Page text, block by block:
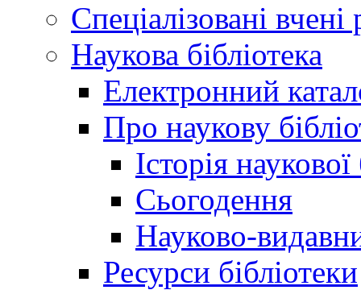
Спеціалізовані вчені
Наукова бібліотека
Електронний
Про наукову
Історія
Сьогодення
Науково-
Ресурси бібліотеки